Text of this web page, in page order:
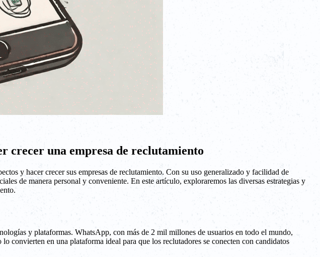
crecer una empresa de reclutamiento
y hacer crecer sus empresas de reclutamiento. Con su uso generalizado y facilidad de
de manera personal y conveniente. En este artículo, exploraremos las diversas estrategias y
y plataformas. WhatsApp, con más de 2 mil millones de usuarios en todo el mundo,
convierten en una plataforma ideal para que los reclutadores se conecten con candidatos